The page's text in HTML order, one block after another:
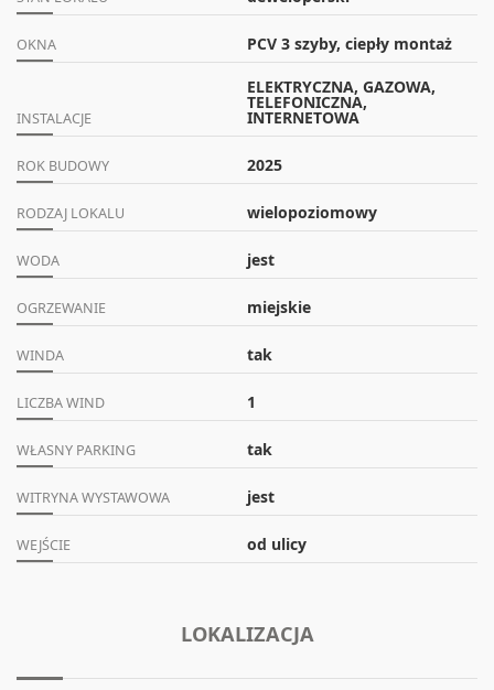
OKNA PCV 3 szyby, ciepły montaż
INSTALACJE
ELEKTRYCZNA, GAZOWA,
TELEFONICZNA,
INTERNETOWA
ROK BUDOWY 2025
RODZAJ LOKALU wielopoziomowy
WODA jest
OGRZEWANIE miejskie
WINDA tak
LICZBA WIND 1
WŁASNY PARKING tak
WITRYNA WYSTAWOWA jest
WEJŚCIE od ulicy
LOKALIZACJA